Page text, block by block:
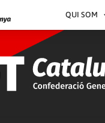
QUI SOM